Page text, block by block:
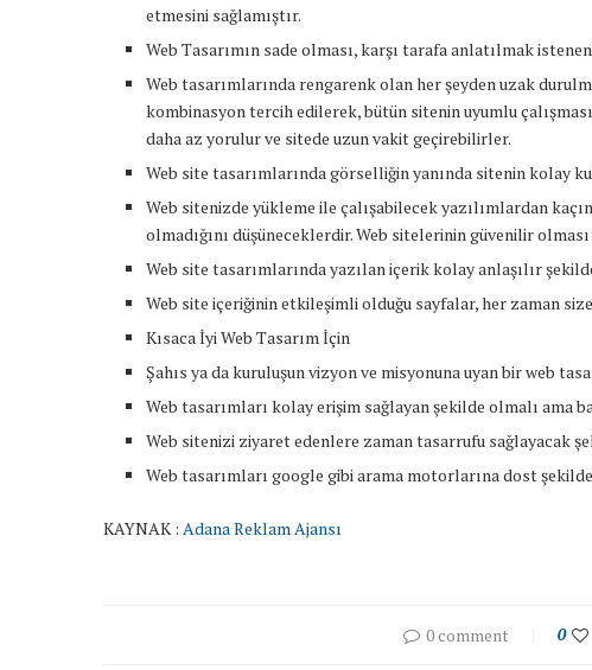
etmesini sağlamıştır.
Web Tasarımın sade olması, karşı tarafa anlatılmak
Web tasarımlarında rengarenk olan her şeyden uzak
kombinasyon tercih edilerek, bütün sitenin uyumlu
daha az yorulur ve sitede uzun vakit geçirebilirler.
Web site tasarımlarında görselliğin yanında sitenin kolay
Web sitenizde yükleme ile çalışabilecek yazılımlardan
olmadığını düşüneceklerdir. Web sitelerinin güvenilir
Web site tasarımlarında yazılan içerik kolay anlaşılır
Web site içeriğinin etkileşimli olduğu sayfalar, her zaman
Kısaca İyi Web Tasarım İçin
Şahıs ya da kuruluşun vizyon ve misyonuna uyan bir web
Web tasarımları kolay erişim sağlayan şekilde olmalı ama
Web sitenizi ziyaret edenlere zaman tasarrufu sağlayacak
Web tasarımları google gibi arama motorlarına dost
KAYNAK : Adana Reklam Ajansı
0 comment 0